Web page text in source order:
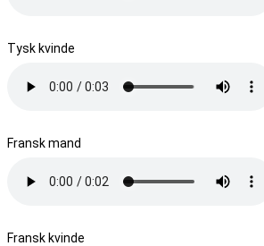
Tysk kvinde
Fransk mand
Fransk kvinde